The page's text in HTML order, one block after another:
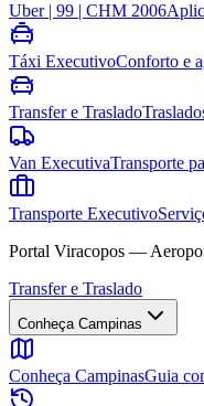
Uber | 99 | CHM 2006
Táxi ExecutivoConforto e
Transfer e Traslado
Van ExecutivaTransporte
Transporte Executivo
Portal Viracopos —
Transfer e Traslado
Conheça Campinas
Conheça CampinasGuia